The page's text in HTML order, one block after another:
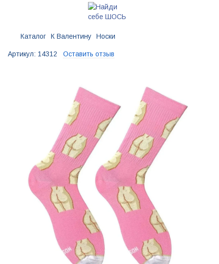
Каталог К Валентину Носки
Артикул: 14312 Оставить отзыв